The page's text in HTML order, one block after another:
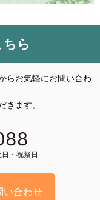
ら
らお気軽にお問い合わ
きます。
・祝祭日
い合わせ